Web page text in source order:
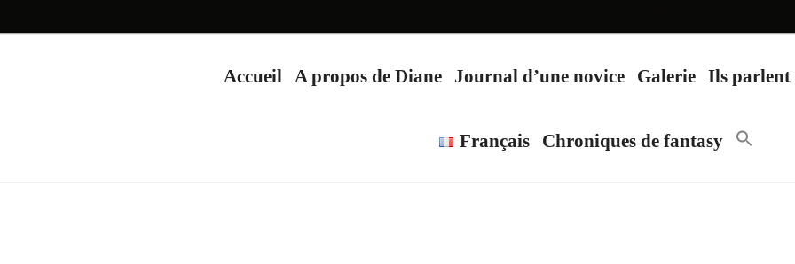
Accueil A propos de Diane Journal d’une novice Galerie Ils
Français Chroniques de fantasy